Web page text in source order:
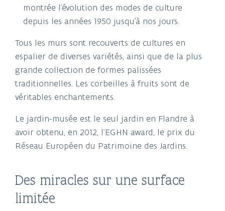
montrée l’évolution des modes de culture
depuis les années 1950 jusqu’à nos jours.
Tous les murs sont recouverts de cultures en
espalier de diverses variétés, ainsi que de la plus
grande collection de formes palissées
traditionnelles. Les corbeilles à fruits sont de
véritables enchantements.
Le jardin-musée est le seul jardin en Flandre à
avoir obtenu, en 2012, l’EGHN award, le prix du
Réseau Européen du Patrimoine des Jardins.
Des miracles sur une surface
limitée